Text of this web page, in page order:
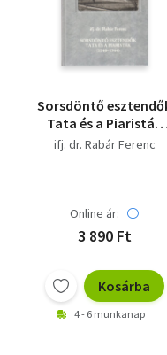
Társadalomtudomány
Természettudomány
Sorsdöntő
Tata és a Piaristák
(1940-1944)
ifj. dr. Rabár Ferenc
Online ár:
3 890 Ft
Kosárba
4 - 6 munkanap